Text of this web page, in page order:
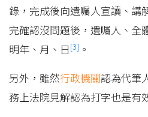
錄，完成後向遺囑人宣讀、講
完確認沒問題後，遺囑人、全
明年、月、日 [3] 。
另外，雖然行政機關認為代筆
務上法院見解認為打字也是有